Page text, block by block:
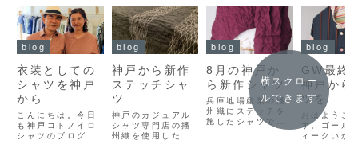
blog
衣装としての
シャツを神戸
から
こんにちは。今日
も神戸コトノイロ
シャツのブログを
blog
神戸から新作
ステッチシャ
ツ
神戸のカジュアル
シャツ専門店の播
州織を使用したス
blog
8月の神戸か
ら新作シャツ
兵庫地場産業の播
州織にステッチを
施したシャツで、
blog
GW最終
神戸から
ツを
おはようご
す。ゴール
ィークいか
横スクロー
ルできます